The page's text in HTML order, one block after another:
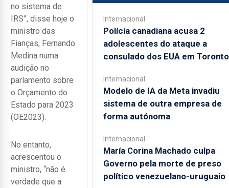
no sistema de
IRS”, disse hoje o
ministro das
Fianças, Fernando
Medina numa
audição no
parlamento sobre
o Orçamento do
Estado para 2023
(OE2023).
No entanto,
acrescentou o
ministro, “não é
verdade que a
Internacional
Polícia canadiana acusa 2
adolescentes do ataque a
consulado dos EUA em Toronto
Internacional
Modelo de IA da Meta invadiu
sistema de outra empresa de
forma autónoma
Internacional
María Corina Machado culpa
Governo pela morte de preso
político venezuelano-uruguaio